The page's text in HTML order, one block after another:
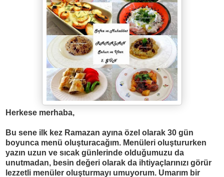
Herkese merhaba,
Bu sene ilk kez Ramazan ayına özel olarak 30 gün
boyunca menü oluşturacağım. Menüleri oluştururken
yazın uzun ve sıcak günlerinde olduğumuzu da
unutmadan, besin değeri olarak da ihtiyaçlarınızı görür
lezzetli menüler oluşturmayı umuyorum. Umarım bir